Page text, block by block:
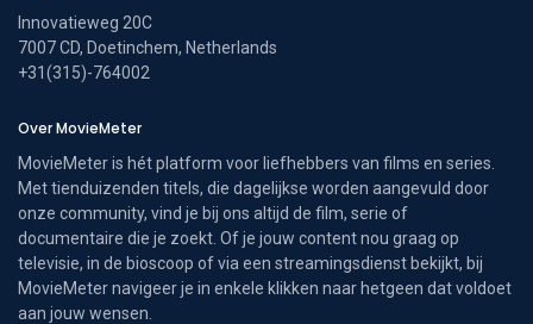
Innovatieweg 20C
7007 CD, Doetinchem, Netherlands
+31(315)-764002
Over MovieMeter
MovieMeter is hét platform voor liefhebbers van films en series.
Met tienduizenden titels, die dagelijkse worden aangevuld door
onze community, vind je bij ons altijd de film, serie of
documentaire die je zoekt. Of je jouw content nou graag op
televisie, in de bioscoop of via een streamingsdienst bekijkt, bij
MovieMeter navigeer je in enkele klikken naar hetgeen dat voldoet
aan jouw wensen.